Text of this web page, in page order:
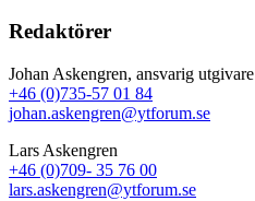
Redaktörer
Johan Askengren, ansvarig utgivare
+46 (0)735-57 01 84
johan.askengren@ytforum.se
Lars Askengren
+46 (0)709- 35 76 00
lars.askengren@ytforum.se